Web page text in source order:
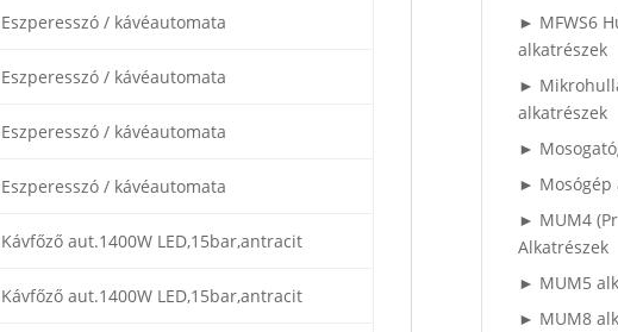
Eszperesszó / kávéautomata
Eszperesszó / kávéautomata
Eszperesszó / kávéautomata
Eszperesszó / kávéautomata
Kávfőző aut.1400W LED,15bar,antracit
Kávfőző aut.1400W LED,15bar,antracit
► MFWS6
alkatrészek
►
alkatrészek
►
► Mosógép
► MUM4
Alkatrészek
► MUM5
► MUM8